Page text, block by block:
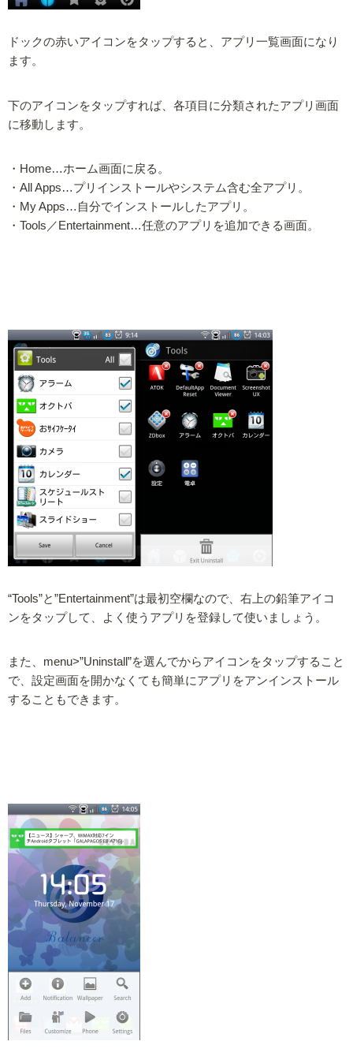
ドックの赤いアイコンをタップすると、アプリ一覧画面になり
ます。
下のアイコンをタップすれば、各項目に分類されたアプリ画面
に移動します。
・Home…ホーム画面に戻る。
・All Apps…プリインストールやシステム含む全アプリ。
・My Apps…自分でインストールしたアプリ。
・Tools／Entertainment…任意のアプリを追加できる画面。
“Tools”と”Entertainment”は最初空欄なので、右上の鉛筆アイコ
ンをタップして、よく使うアプリを登録して使いましょう。
また、menu>”Uninstall”を選んでからアイコンをタップすること
で、設定画面を開かなくても簡単にアプリをアンインストール
することもできます。